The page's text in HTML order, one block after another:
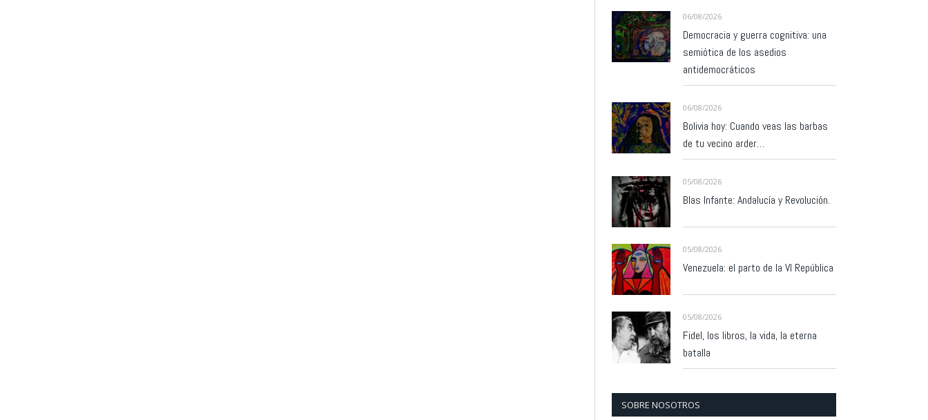
06/08/2026
Democracia y guerra cognitiva: una
semiótica de los asedios
antidemocráticos
06/08/2026
Bolivia hoy: Cuando veas las barbas
de tu vecino arder…
05/08/2026
Blas Infante: Andalucía y Revolución.
05/08/2026
Venezuela: el parto de la VI República
05/08/2026
Fidel, los libros, la vida, la eterna
batalla
SOBRE NOSOTROS